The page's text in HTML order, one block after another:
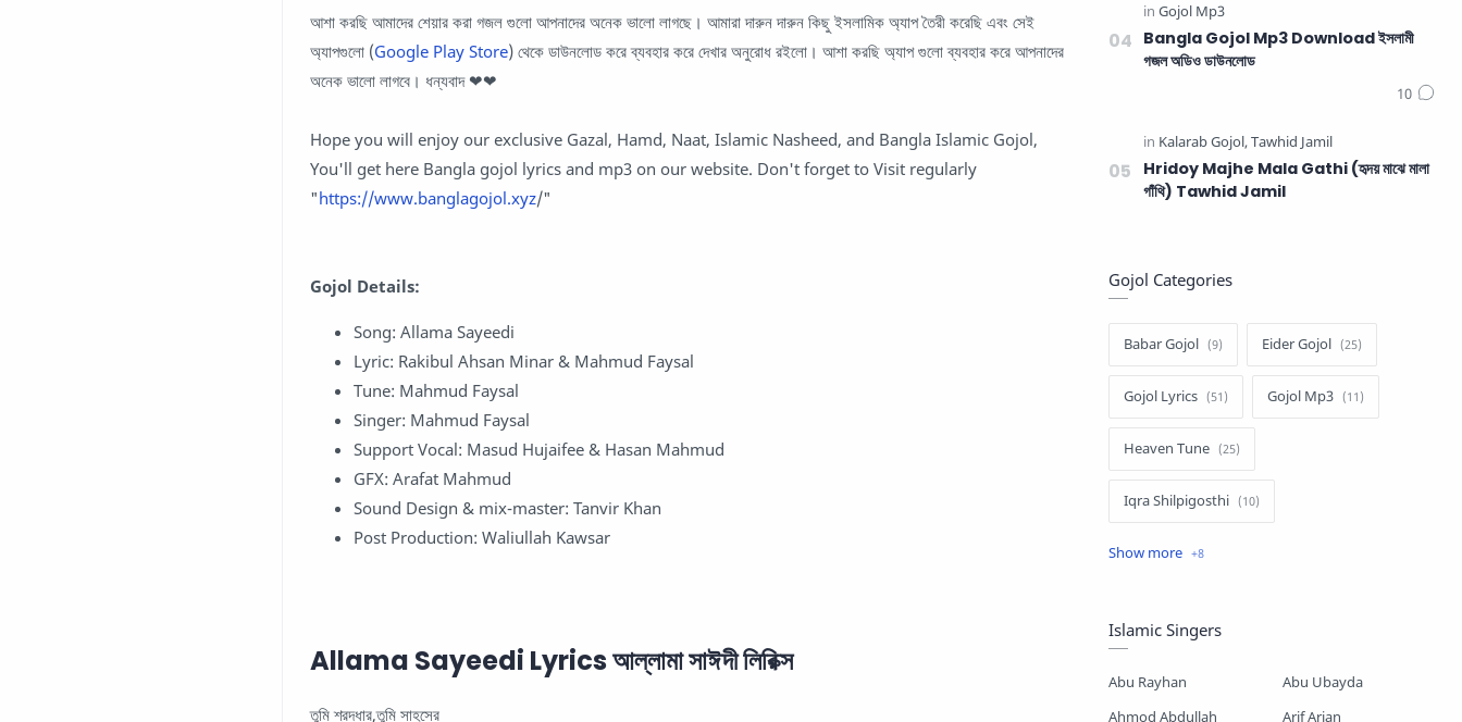
আশা করছি আমাদের শেয়ার করা গজল গুলো আপনাদের অনেক ভালো লাগছে। আমারা দারুন দারুন কিছু ইসলামিক অ্যাপ তৈরী করেছি এবং সেই
অ্যাপগুলো (Google Play Store) থেকে ডাউনলোড করে ব্যবহার করে দেখার অনুরোধ রইলো। আশা করছি অ্যাপ গুলো ব্যবহার করে আপনাদের
অনেক ভালো লাগবে। ধন্যবাদ ❤❤
Hope you will enjoy our exclusive Gazal, Hamd, Naat, Islamic Nasheed, and Bangla Islamic Gojol,
You'll get here Bangla gojol lyrics and mp3 on our website. Don't forget to Visit regularly
"https://www.banglagojol.xyz/"
Gojol Details:
Song: Allama Sayeedi
Lyric: Rakibul Ahsan Minar & Mahmud Faysal
Tune: Mahmud Faysal
Singer: Mahmud Faysal
Support Vocal: Masud Hujaifee & Hasan Mahmud
GFX: Arafat Mahmud
Sound Design & mix-master: Tanvir Khan
Post Production: Waliullah Kawsar
Allama Sayeedi Lyrics আল্লামা সাঈদী লিরিক্স
তুমি শ্রদ্ধার,তুমি সাহসের
Bangla Gojol Mp3 Download ইসলামী
গজল অডিও ডাউনলোড
Hridoy Majhe Mala Gathi (হৃদয় মাঝে মালা
গাঁথি) Tawhid Jamil
Gojol Categories
Babar Gojol Eider Gojol
Gojol Lyrics Gojol Mp3
Heaven Tune
Iqra Shilpigosthi
Islamic Story
Saimum-Shilpigosthi
Islamic Singers
Abu Rayhan
Abu Ubayda
Ahmod Abdullah
Arif Arian